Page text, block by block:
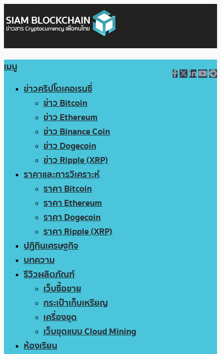
เมนู
ข่าวคริปโตเคอเรนซี่
ข่าว Bitcoin
ข่าว Ethereum
ข่าว Binance Coin
ข่าว Dogecoin
ข่าว Ripple (XRP)
ราคาและการวิเคราะห์
ราคา Bitcoin
ราคา Ethereum
ราคา Dogecoin
ราคา Ripple (XRP)
ปฏิทินเศรษฐกิจ
บทความ
รีวิวผลิตภัณฑ์
เว็บซื้อขาย
กระเป๋าเก็บเหรียญ
เครื่องขุด
เว็บขุดแบบ Cloud Mining
ห้องเรียน